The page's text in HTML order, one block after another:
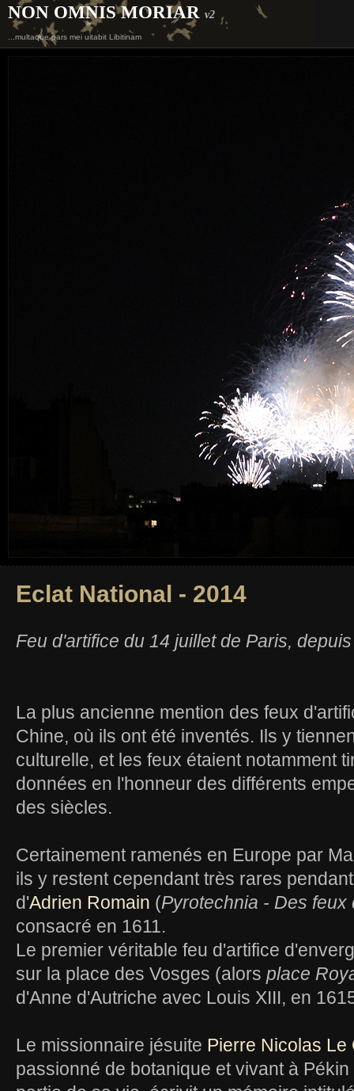
NON OMNIS MORIAR v2
...multaque pars mei uitabit Libitinam
Eclat National - 2014
Feu d'artifice du 14 juillet de Paris,
La plus ancienne mention des feux
Chine, où ils ont été inventés. Ils y
culturelle, et les feux étaient notamment
données en l'honneur des différents
des siècles.
Certainement ramenés en Europe par
ils y restent cependant très rares
d'Adrien Romain (Pyrotechnia - Des feux
consacré en 1611.
Le premier véritable feu d'artifice
sur la place des Vosges (alors place
d'Anne d'Autriche avec Louis XIII, en
Le missionnaire jésuite Pierre Nicolas Le
passionné de botanique et vivant à